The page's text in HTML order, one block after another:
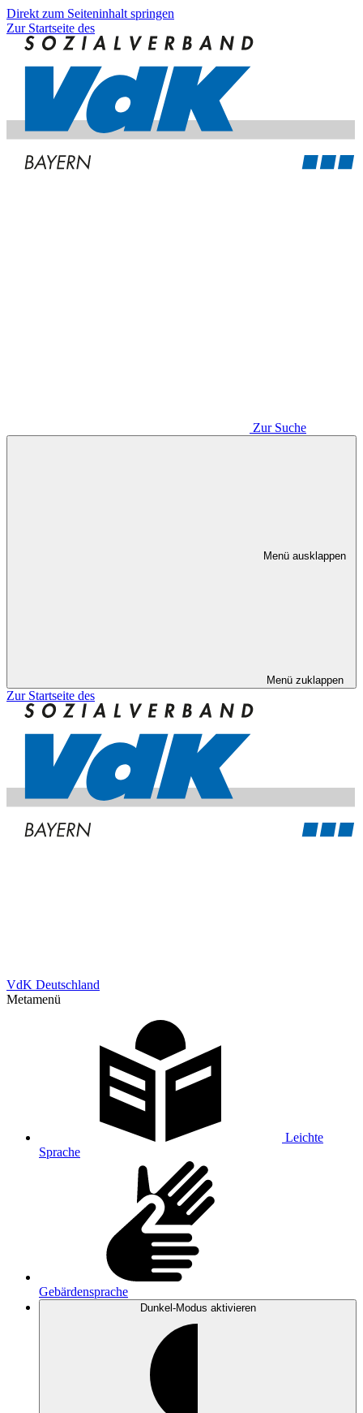
Direkt zum Seiteninhalt springen
Zur Startseite des
Zur Suche
Menü ausklappen
Menü zuklappen
Zur Startseite des
VdK Deutschland
Metamenü
Leichte
Sprache
Gebärdensprache
Dunkel-Modus aktivieren